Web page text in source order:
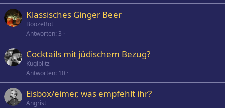
Klassisches Ginger Beer
BoozeBot
Antworten 3
Cocktails mit jüdischem Bezug?
Kuglblitz
Antworten 10
Eisbox/eimer, was empfehlt ihr?
Angrist